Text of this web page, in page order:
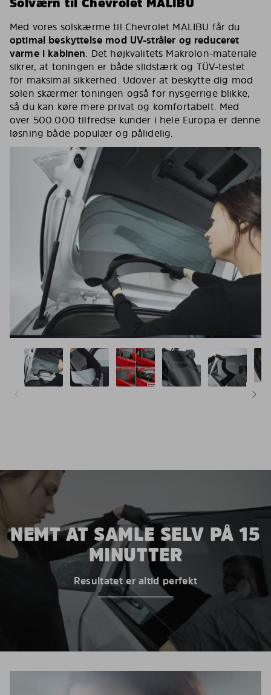
Med vores solskærme til Chevrolet MALIBU får du
optimal beskyttelse mod UV-stråler og reduceret
varme i kabinen. Det højkvalitets Makrolon-materiale
sikrer, at toningen er både slidstærk og TÜV-testet
for maksimal sikkerhed. Udover at beskytte dig mod
solen skærmer toningen også for nysgerrige blikke,
så du kan køre mere privat og komfortabelt. Med
over 500.000 tilfredse kunder i hele Europa er denne
løsning både populær og pålidelig.
NEMT AT SAMLE SELV PÅ 15
MINUTTER
Resultatet er altid perfekt